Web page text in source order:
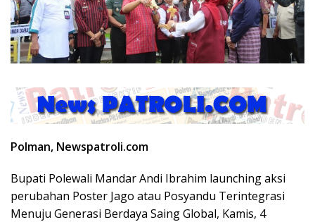
Polman, Newspatroli.com
Bupati Polewali Mandar Andi Ibrahim launching aksi
perubahan Poster Jago atau Posyandu Terintegrasi
Menuju Generasi Berdaya Saing Global, Kamis, 4